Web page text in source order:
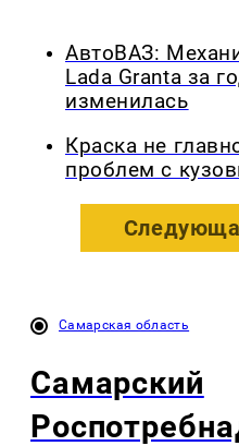
АвтоВАЗ:
Lada Granta за
изменилась
Краска не
проблем с
Самарская область
Самарский